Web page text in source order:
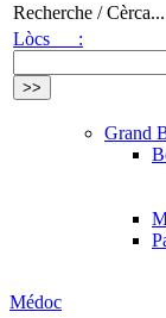
Recherche / Cèrca...
Lòcs :
Grand
Médoc